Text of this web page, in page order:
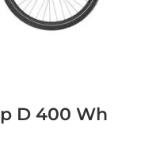
D 400 Wh